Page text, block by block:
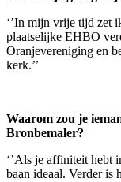
‘’In mijn vrije tijd zet
plaatselijke EHBO
Oranjevereniging en
kerk.’’
Waarom zou je
Bronbemaler?
‘’Als je affiniteit hebt
baan ideaal. Verder is